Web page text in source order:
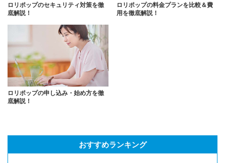
ロリポップのセキュリティ対策を徹
底解説！
ロリポップの料金プランを比較＆費
用を徹底解説！
ロリポップの申し込み・始め方を徹
底解説！
おすすめランキング